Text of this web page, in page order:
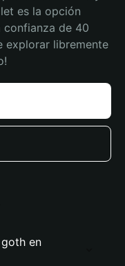
es la opción
confianza de 40
explorar libremente
en